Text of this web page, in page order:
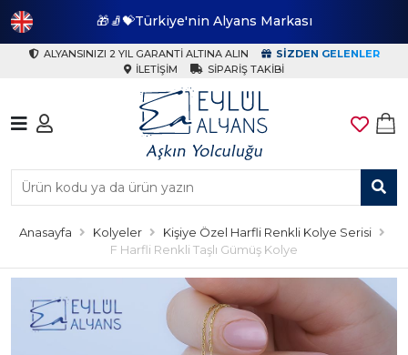
🎁🧦💝Türkiye'nin Alyans Markası
ALYANSINIZI 2 YIL GARANTI ALTINA ALIN
SIZDEN GELENLER
İLETIŞIM
SIPARIŞ TAKIBI
Anasayfa Kolyeler
Kişiye Özel Harfli Renkli Kolye Serisi
F Harfli Renkli Taşlı Gümüş Kolye